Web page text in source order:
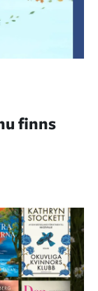
finns